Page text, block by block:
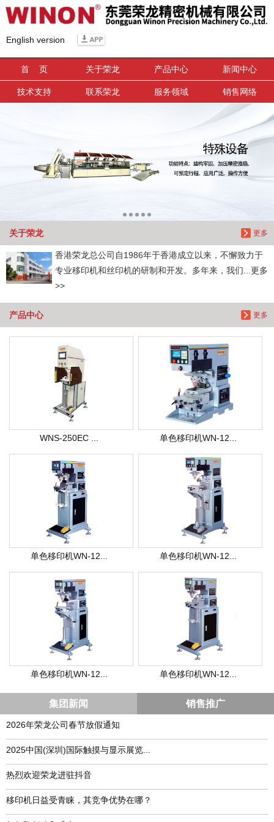
English version
首 页 关于荣龙 产品中心 新闻中心
技术支持 联系荣龙 服务领域 销售网络
更多
关于荣龙
香港荣龙总公司自1986年于香港成立以来，不懈致力于
专业移印机和丝印机的研制和开发。多年来，我们...更多
>>
更多
产品中心
WNS-250EC ... 单色移印机WN-12...
单色移印机WN-12... 单色移印机WN-12...
单色移印机WN-12... 单色移印机WN-12...
集团新闻 销售推广
2026年荣龙公司春节放假通知
​2025中国(深圳)国际触摸与显示展览...
热烈欢迎荣龙进驻抖音
移印机日益受青睐，其竞争优势在哪？
信息搜索
搜索